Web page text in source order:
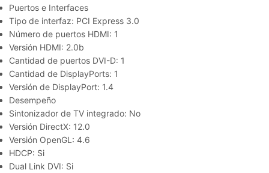
Puertos e Interfaces
Tipo de interfaz: PCI Express 3.0
Número de puertos HDMI: 1
Versión HDMI: 2.0b
Cantidad de puertos DVI-D: 1
Cantidad de DisplayPorts: 1
Versión de DisplayPort: 1.4
Desempeño
Sintonizador de TV integrado: No
Versión DirectX: 12.0
Versión OpenGL: 4.6
HDCP: Si
Dual Link DVI: Si